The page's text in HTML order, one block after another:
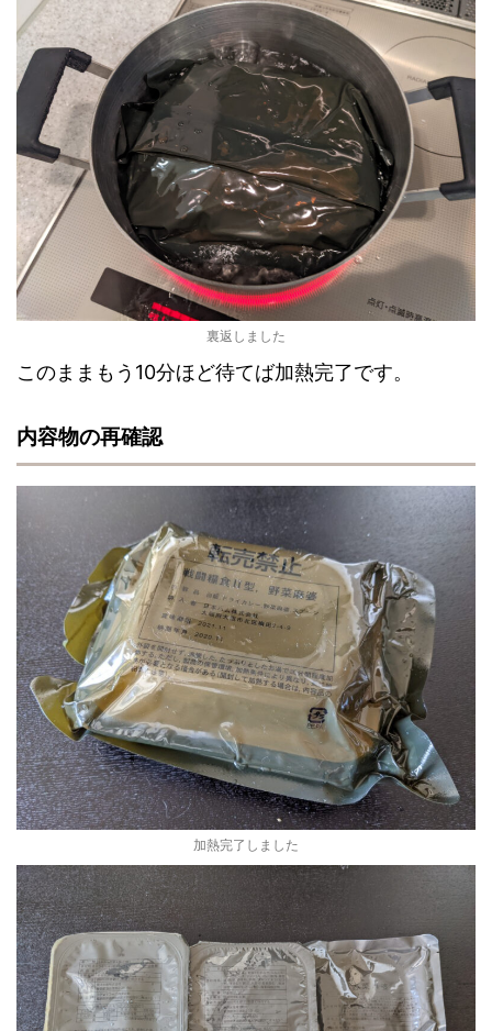
裏返しました
このままもう10分ほど待てば加熱完了です。
内容物の再確認
加熱完了しました